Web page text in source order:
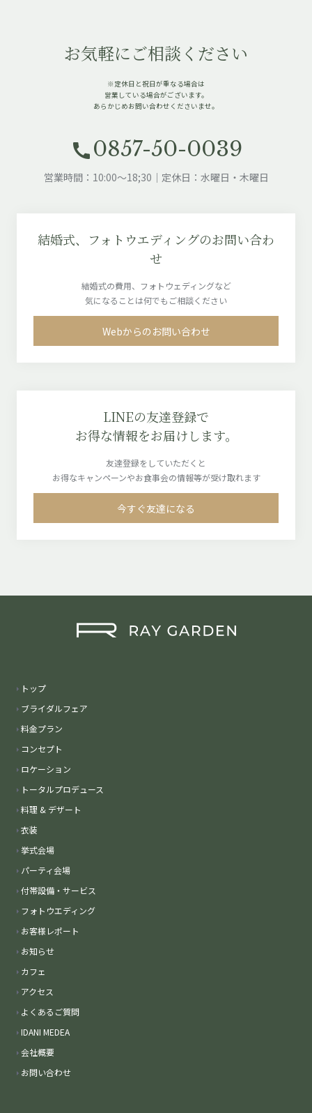
お気軽にご相談ください
※定休日と祝日が重なる場合は
営業している場合がございます。
あらかじめお問い合わせくださいませ。
call0857-50-0039
営業時間：10:00～18;30｜定休日：水曜日・木曜日
結婚式、フォトウエディングのお問い合わ
せ
結婚式の費用、フォトウェディングなど
気になることは何でもご相談ください
Webからのお問い合わせ
LINEの友達登録で
お得な情報をお届けします。
友達登録をしていただくと
お得なキャンペーンやお食事会の情報等が受け取れます
今すぐ友達になる
トップ
ブライダルフェア
料金プラン
コンセプト
ロケーション
トータルプロデュース
料理 & デザート
衣装
挙式会場
パーティ会場
付帯設備・サービス
フォトウエディング
お客様レポート
お知らせ
カフェ
アクセス
よくあるご質問
IDANI MEDEA
会社概要
お問い合わせ